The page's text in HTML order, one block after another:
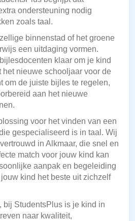
ondersteuning nodig
zoals taal.
binnenstad of het groene
een uitdaging vormen.
klaar om je kind
het nieuwe schooljaar voor de
om de juiste bijles te regelen,
aan het nieuwe
voor het vinden van een
gespecialiseerd is in taal. Wij
in Alkmaar, die snel en
match voor jouw kind kan
aanpak en begeleiding
kind het beste uit zichzelf
bij StudentsPlus is je kind in
naar kwaliteit,